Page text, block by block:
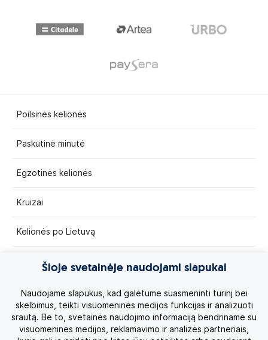
Poilsinės kelionės
Paskutinė minutė
Egzotinės kelionės
Kruizai
Kelionės po Lietuvą
Apie mus
Privatumo politika
Vartotojų teisės
Šioje svetainėje naudojami slapukai
Naudojame slapukus, kad galėtume suasmeninti turinį bei
skelbimus, teikti visuomeninės medijos funkcijas ir analizuoti
srautą. Be to, svetainės naudojimo informaciją bendriname su
visuomeninės medijos, reklamavimo ir analizės partneriais,